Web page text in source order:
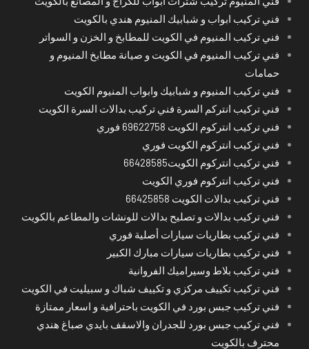
فني تركيب ابواب و شبابيك المنيوم هندي بالكويت
فني تركيب المنيوم في الكويت للمطابخ و الخزن و السواتر
فني تركيب المنيوم في الكويت و صيانة مطابخ المنيوم و
حمامات
فني تركيب المنيوم و شبابيك وابواب المنيوم الكويت
فني تركيب انتركم السرة فني تركيب بدالات السرة الكويت
فني تركيب انتركوم الكويت 69622758 فوري
فني تركيب انتركوم الكويت فوري
فني تركيب انتركوم الكويت66428585
فني تركيب انتركوم فوري الكويت
فني تركيب بدالات الكويت 66425858
فني تركيب بدالات و تصليح بدالات للونشات والمطاعم بالكويت
فني تركيب بطاريات سيارات أصلية فوري
فني تركيب بطاريات سيارات مبارك الكبير
فني تركيب بلاط وسيراميك الفروانية
فني تركيب تكييف مركزي و تكييف شباك و سبيليت في الكويت
فني تركيب جبس بورد في الكويت باحترافية و اسعار ممتازة
فني تركيب جبس بورد للجدران والاسقف بايدي صباغ هندي
محترف بالكويت